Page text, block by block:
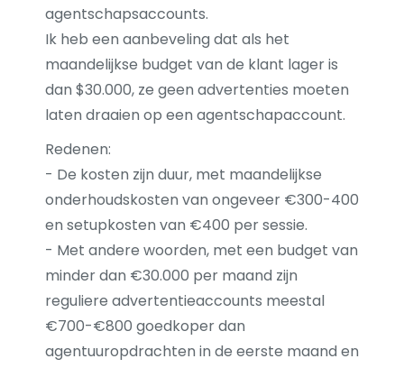
agentschapsaccounts.
Ik heb een aanbeveling dat als het
maandelijkse budget van de klant lager is
dan $30.000, ze geen advertenties moeten
laten draaien op een agentschapaccount.
Redenen:
- De kosten zijn duur, met maandelijkse
onderhoudskosten van ongeveer €300-400
en setupkosten van €400 per sessie.
- Met andere woorden, met een budget van
minder dan €30.000 per maand zijn
reguliere advertentieaccounts meestal
€700-€800 goedkoper dan
agentuuropdrachten in de eerste maand en